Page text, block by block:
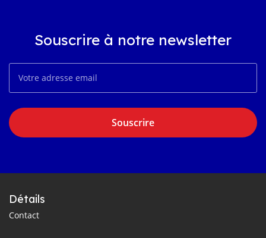
Souscrire à notre newsletter
Souscrire
Détails
Contact